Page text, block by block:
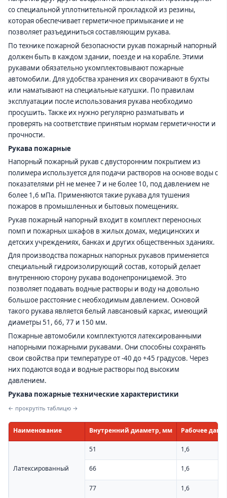
со специальной уплотнительной прокладкой из резины,
которая обеспечивает герметичное примыкание и не
позволяет разъединиться составляющим рукава.
По технике пожарной безопасности рукав пожарный напорный
должен быть в каждом здании, поезде и на корабле. Этими
рукавами обязательно укомплектовывают пожарные
автомобили. Для удобства хранения их сворачивают в бухты
или наматывают на специальные катушки. По правилам
эксплуатации после использования рукава необходимо
просушить. Также их нужно регулярно разматывать и
проверять на соответствие принятым нормам герметичности и
прочности.
Рукава пожарные
Напорный пожарный рукав с двусторонним покрытием из
полимера используется для подачи растворов на основе воды с
показателями рН не менее 7 и не более 10, под давлением не
более 1,6 мПа. Применяются такие рукава для тушения
пожаров в промышленных и бытовых помещениях.
Рукав пожарный напорный входит в комплект переносных
помп и пожарных шкафов в жилых домах, медицинских и
детских учреждениях, банках и других общественных зданиях.
Для производства пожарных напорных рукавов применяется
специальный гидроизолирующий состав, который делает
внутреннюю сторону рукава водонепроницаемой. Это
позволяет подавать водные растворы и воду на довольно
большое расстояние с необходимым давлением. Основой
такого рукава является белый лавсановый каркас, имеющий
диаметры 51, 66, 77 и 150 мм.
Пожарные автомобили комплектуются латексированными
напорными пожарными рукавами. Они способны сохранять
свои свойства при температуре от -40 до +45 градусов. Через
них подаются вода и водные растворы под высоким
давлением.
Рукава пожарные технические характеристики
← прокрутіть таблицю →
Наименование Внутренний диаметр, мм Рабочее
Латексированный
51 1,6
66 1,6
77 1,6